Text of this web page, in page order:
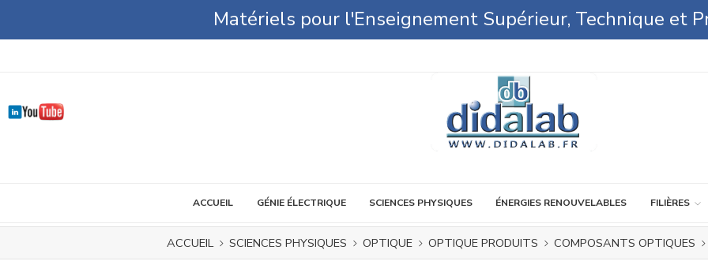
Matériels pour l'Enseignement Supérieur, Technique et
ACCUEIL GÉNIE ÉLECTRIQUE SCIENCES PHYSIQUES ÉNERGIES RENOUVELABLES FILIÈRES
ACCUEIL SCIENCES PHYSIQUES OPTIQUE OPTIQUE PRODUITS COMPOSANTS OPTIQUES